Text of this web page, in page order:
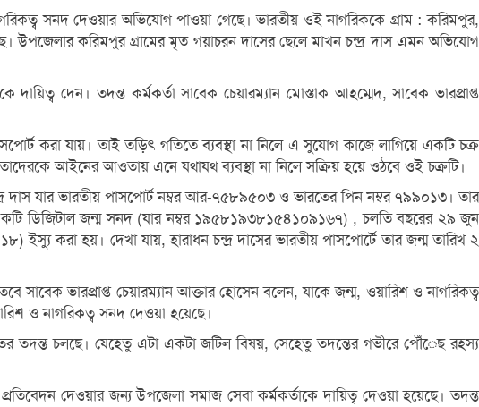
সনদ দেওয়ার অভিযোগ পাওয়া গেছে। ভারতীয় ওই নাগরিককে গ্রাম : করিমপুর,
উপজেলার করিমপুর গ্রামের মৃত গয়াচরন দাসের ছেলে মাখন চন্দ্র দাস এমন অভিযোগ
দেন। তদন্ত কর্মকর্তা সাবেক চেয়ারম্যান মোস্তাক আহম্মেদ, সাবেক ভারপ্রাপ্ত
করা যায়। তাই তড়িৎ গতিতে ব্যবস্থা না নিলে এ সুযোগ কাজে লাগিয়ে একটি চক্র
আইনের আওতায় এনে যথাযথ ব্যবস্থা না নিলে সক্রিয় হয়ে ওঠবে ওই চক্রটি।
দাস যার ভারতীয় পাসপোর্ট নম্বর আর-৭৫৮৯৫০৩ ও ভারতের পিন নম্বর ৭৯৯০১৩। তার
একটি ডিজিটাল জন্ম সনদ (যার নম্বর ১৯৫৮১৯৩৮১৫৪১০৯১৬৭) , চলতি বছরের ২৯ জুন
করা হয়। দেখা যায়, হারাধন চন্দ্র দাসের ভারতীয় পাসপোর্টে তার জন্ম তারিখ ২
ভারপ্রাপ্ত চেয়ারম্যান আক্তার হোসেন বলেন, যাকে জন্ম, ওয়ারিশ ও নাগরিকত্ব
ও নাগরিকত্ব সনদ দেওয়া হয়েছে।
তদন্ত চলছে। যেহেতু এটা একটা জটিল বিষয়, সেহেতু তদন্তের গভীরে পৌঁেছ রহস্য
দেওয়ার জন্য উপজেলা সমাজ সেবা কর্মকর্তাকে দায়িত্ব দেওয়া হয়েছে। তদন্ত